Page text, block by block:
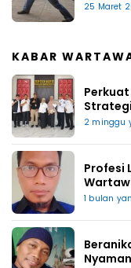
25 Maret
KABAR
Perkuat
2 minggu
Profesi
1 bulan